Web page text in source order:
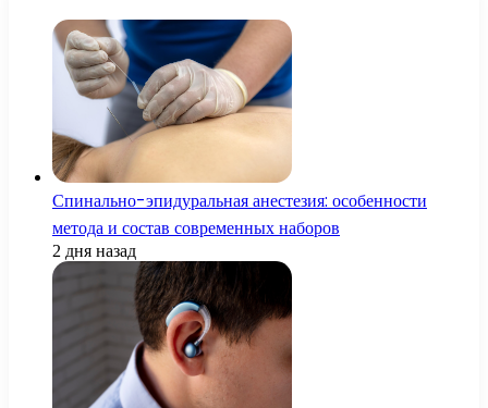
Спинально-эпидуральная анестезия: особенности
метода и состав современных наборов
2 дня назад